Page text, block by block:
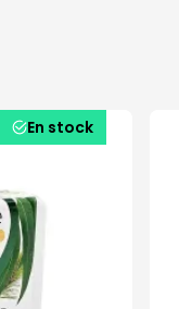
En stock